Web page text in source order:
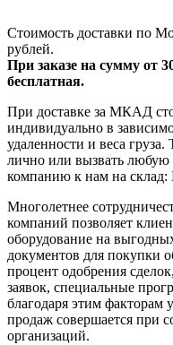
Стоимость доставки по
рублей.
При заказе на сумму от
бесплатная.
При доставке за МКАД
индивидуально в
удаленности и веса
лично или вызвать
компанию к нам на склад:
Многолетнее
компаний позволяет
оборудование на
документов для покупки
процент одобрения
заявок, специальные
благодаря этим факторам
продаж совершается при
организаций.